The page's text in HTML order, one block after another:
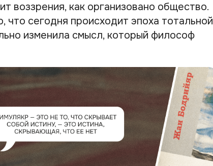
воззрения, как организовано общество.
что сегодня происходит эпоха тотальной
изменила смысл, который философ